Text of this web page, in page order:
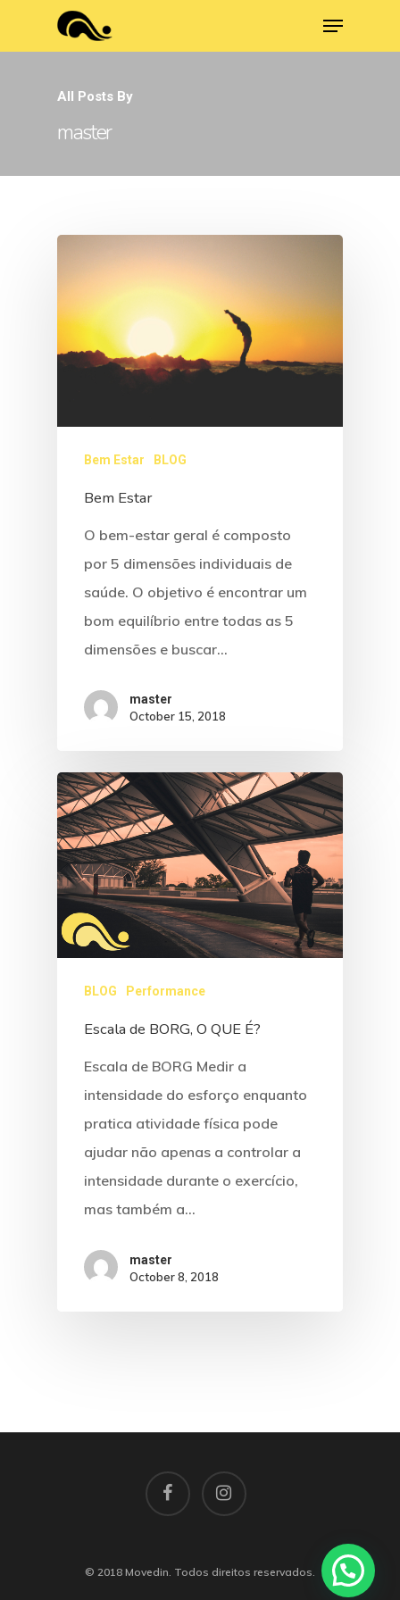
All Posts By
master
Bem Estar BLOG
Bem Estar
O bem-estar geral é composto
por 5 dimensões individuais de
saúde. O objetivo é encontrar um
bom equilíbrio entre todas as 5
dimensões e buscar…
master
October 15, 2018
BLOG Performance
Escala de BORG, O QUE É?
Escala de BORG Medir a
intensidade do esforço enquanto
pratica atividade física pode
ajudar não apenas a controlar a
intensidade durante o exercício,
mas também a…
master
October 8, 2018
© 2018 Movedin. Todos direitos reservados.
Home
Fale Conosco